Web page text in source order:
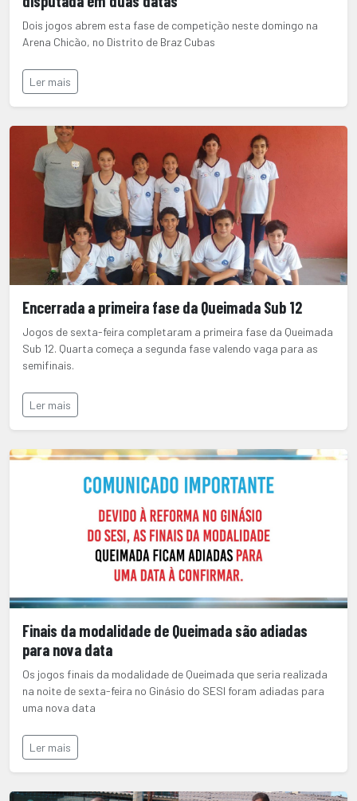
Dois jogos abrem esta fase de competição neste domingo na
Arena Chicão, no Distrito de Braz Cubas
Ler mais
Encerrada a primeira fase da Queimada Sub 12
Jogos de sexta-feira completaram a primeira fase da Queimada
Sub 12. Quarta começa a segunda fase valendo vaga para as
semifinais.
Ler mais
Finais da modalidade de Queimada são adiadas
para nova data
Os jogos finais da modalidade de Queimada que seria realizada
na noite de sexta-feira no Ginásio do SESI foram adiadas para
uma nova data
Ler mais